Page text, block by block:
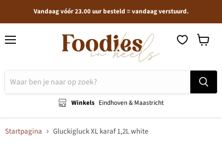
Vandaag vóór 23.00 uur besteld = vandaag verstuurd.
Winkels Eindhoven & Maastricht
Startpagina Gluckigluck XL karaf 1,2L white